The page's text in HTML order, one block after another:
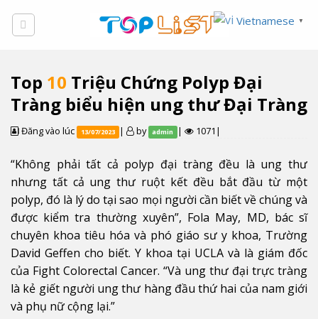
Top 10 Triệu Chứng Polyp Đại
Tràng biểu hiện ung thư Đại Tràng
Đăng vào lúc 13/07/2023 | by admin | 1071|
“Không phải tất cả polyp đại tràng đều là ung thư
nhưng tất cả ung thư ruột kết đều bắt đầu từ một
polyp, đó là lý do tại sao mọi người cần biết về chúng và
được kiểm tra thường xuyên”, Fola May, MD, bác sĩ
chuyên khoa tiêu hóa và phó giáo sư y khoa, Trường
David Geffen cho biết. Y khoa tại UCLA và là giám đốc
của Fight Colorectal Cancer. “Và ung thư đại trực tràng
là kẻ giết người ung thư hàng đầu thứ hai của nam giới
và phụ nữ cộng lại.”
Vietnamese ▼